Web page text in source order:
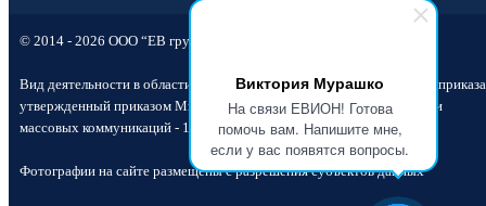
Виктория Мурашко
На связи ЕВИОН! Готова
помочь вам. Напишите мне,
если у вас появятся вопросы.
© 2014 - 2026 ООО “ЕВ групп”
Вид деятельности в области информационных технологий согласно приказа
утвержденный приказом Министерства Цифрового развития, связи и
массовых коммуникаций - 1.01.
Фотографии на сайте размещены с разрешения субъектов данных